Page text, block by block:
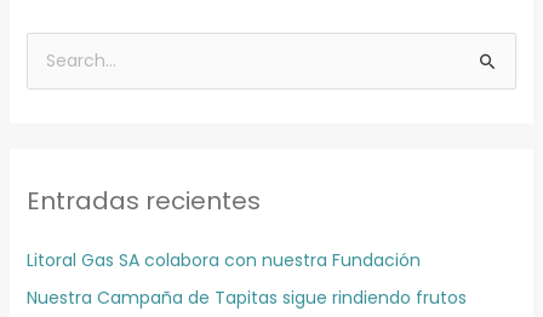
u
a
p
o
Entradas recientes
Litoral Gas SA colabora con nuestra Fundación
Nuestra Campaña de Tapitas sigue rindiendo frutos
o
s